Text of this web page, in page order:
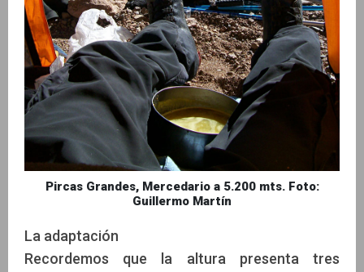
Pircas Grandes, Mercedario a 5.200 mts. Foto:
Guillermo Martín
La adaptación
Recordemos que la altura presenta tres